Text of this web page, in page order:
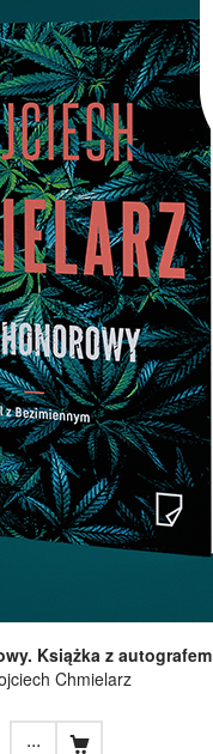
Książka z autografem
Chmielarz
...